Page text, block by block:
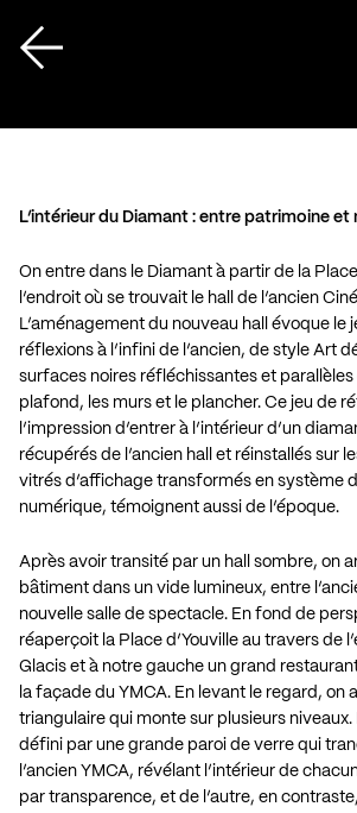
L’intérieur du Diamant : entre patrimoine
On entre dans le Diamant à partir de la Place
l’endroit où se trouvait le hall de l’ancien
L’aménagement du nouveau hall évoque le
réflexions à l’infini de l’ancien, de style Art
surfaces noires réfléchissantes et
plafond, les murs et le plancher. Ce jeu de
l’impression d’entrer à l’intérieur d’un
récupérés de l’ancien hall et réinstallés sur
vitrés d’affichage transformés en système
numérique, témoignent aussi de l’époque.
Après avoir transité par un hall sombre, on
bâtiment dans un vide lumineux, entre
nouvelle salle de spectacle. En fond de
réaperçoit la Place d’Youville au travers de
Glacis et à notre gauche un grand
la façade du YMCA. En levant le regard, on
triangulaire qui monte sur plusieurs niveaux.
défini par une grande paroi de verre qui
l’ancien YMCA, révélant l’intérieur de
par transparence, et de l’autre, en